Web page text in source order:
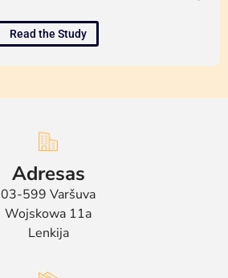
Read the Study
Adresas
03-599 Varšuva
Wojskowa 11a
Lenkija